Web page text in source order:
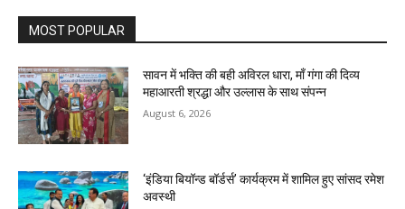
MOST POPULAR
सावन में भक्ति की बही अविरल धारा, माँ गंगा की दिव्य
महाआरती श्रद्धा और उल्लास के साथ संपन्न
August 6, 2026
‘इंडिया बियॉन्ड बॉर्डर्स’ कार्यक्रम में शामिल हुए सांसद रमेश
अवस्थी